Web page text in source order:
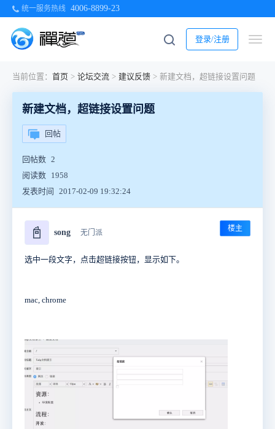
统一服务热线 4006-8899-23
登录/注册
当前位置： 首页 > 论坛交流 > 建议反馈 > 新建文档，超链接设置问题
新建文档，超链接设置问题
回帖
回帖数 2
阅读数 1958
发表时间
2017-02-09 19:32:24
📓 song 无门派 楼主
选中一段文字，点击超链接按钮，显示如下。
mac, chrome